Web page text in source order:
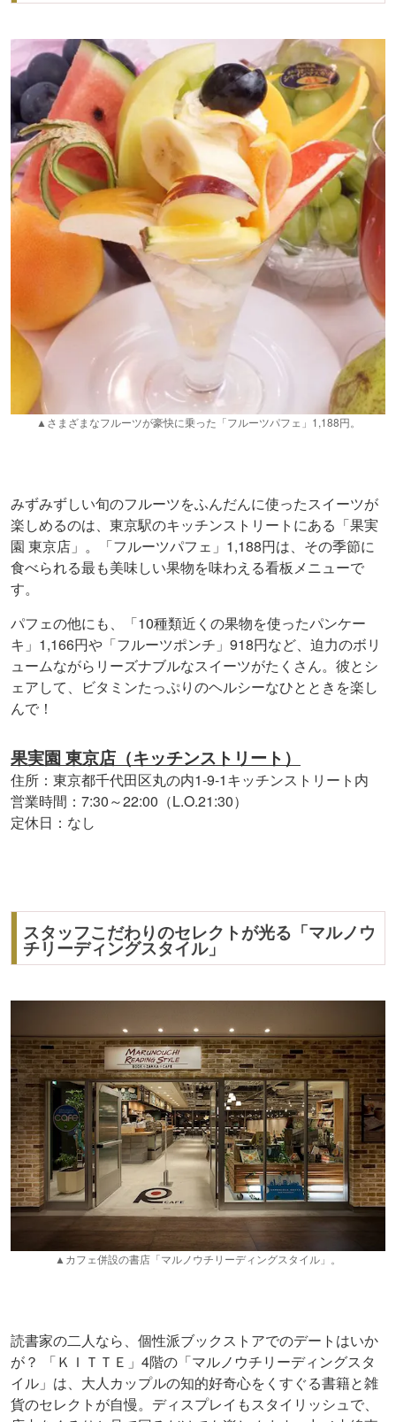
▲さまざまなフルーツが豪快に乗った「フルーツパフェ」1,188円。
みずみずしい旬のフルーツをふんだんに使ったスイーツが
楽しめるのは、東京駅のキッチンストリートにある「果実
園 東京店」。「フルーツパフェ」1,188円は、その季節に
食べられる最も美味しい果物を味わえる看板メニューで
す。
パフェの他にも、「10種類近くの果物を使ったパンケー
キ」1,166円や「フルーツポンチ」918円など、迫力のボリ
ュームながらリーズナブルなスイーツがたくさん。彼とシ
ェアして、ビタミンたっぷりのヘルシーなひとときを楽し
んで！
果実園 東京店（キッチンストリート）
住所：東京都千代田区丸の内1-9-1キッチンストリート内
営業時間：7:30～22:00（L.O.21:30）
定休日：なし
スタッフこだわりのセレクトが光る「マルノウ
チリーディングスタイル」
▲カフェ併設の書店「マルノウチリーディングスタイル」。
読書家の二人なら、個性派ブックストアでのデートはいか
が？ 「ＫＩＴＴＥ」4階の「マルノウチリーディングスタ
イル」は、大人カップルの知的好奇心をくすぐる書籍と雑
貨のセレクトが自慢。ディスプレイもスタイリッシュで、